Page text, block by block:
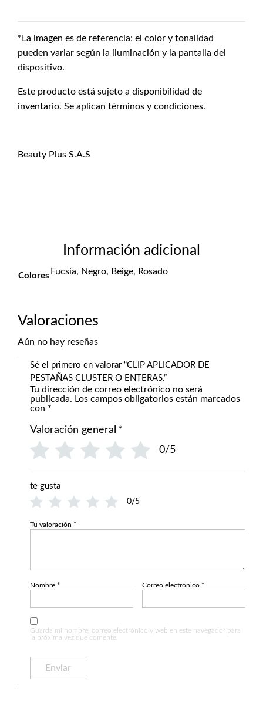
*La imagen es de referencia; el color y tonalidad
pueden variar según la iluminación y la pantalla del
dispositivo.
Este producto está sujeto a disponibilidad de
inventario. Se aplican términos y condiciones.
Beauty Plus S.A.S
Información adicional
Colores Fucsia, Negro, Beige, Rosado
Valoraciones
Aún no hay reseñas
Sé el primero en valorar “CLIP APLICADOR DE
PESTAÑAS CLUSTER O ENTERAS.”
Tu dirección de correo electrónico no será
publicada. Los campos obligatorios están marcados
con *
Valoración general *
0/5
te gusta
0/5
Tu valoración *
Nombre * Correo electrónico *
Guarda mi nombre, correo electrónico y web en este navegador para
la próxima vez que comente.